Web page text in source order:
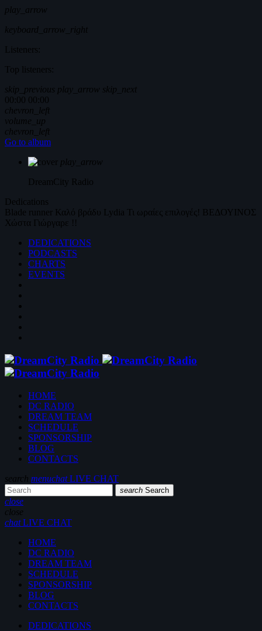
play_arrow
keyboard_arrow_right
Listeners:
Top listeners:
skip_previous play_arrow skip_next
00:00 00:00
chevron_left
volume_up
chevron_left
Go to album
play_arrow
DreamCity Radio
Dedications
Blade runner Καλό βράδυ Lydia Τι ωραίες επιλογές! ΒΕΔΟΥΙΝΟΣ
Χώστα Γιώργαρε !!
DEDICATIONS
PODCASTS
CHARTS
EVENTS
HOME
DC RADIO
DREAM TEAM
SCHEDULE
SPONSORSHIP
BLOG
CONTACTS
search menuchatLIVE CHAT
search Search
close
close
chatLIVE CHAT
HOME
DC RADIO
DREAM TEAM
SCHEDULE
SPONSORSHIP
BLOG
CONTACTS
DEDICATIONS